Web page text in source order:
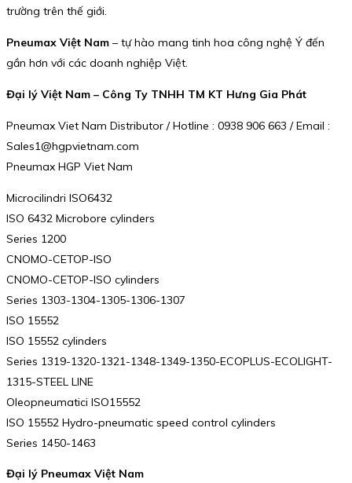
trường trên thế giới.
Pneumax Việt Nam – tự hào mang tinh hoa công nghệ Ý đến
gần hơn với các doanh nghiệp Việt.
Đại lý Việt Nam – Công Ty TNHH TM KT Hưng Gia Phát
Pneumax Viet Nam Distributor / Hotline : 0938 906 663 / Email :
Sales1@hgpvietnam.com
Pneumax HGP Viet Nam
Microcilindri ISO6432
ISO 6432 Microbore cylinders
Series 1200
CNOMO-CETOP-ISO
CNOMO-CETOP-ISO cylinders
Series 1303-1304-1305-1306-1307
ISO 15552
ISO 15552 cylinders
Series 1319-1320-1321-1348-1349-1350-ECOPLUS-ECOLIGHT-
1315-STEEL LINE
Oleopneumatici ISO15552
ISO 15552 Hydro-pneumatic speed control cylinders
Series 1450-1463
Đại lý Pneumax Việt Nam